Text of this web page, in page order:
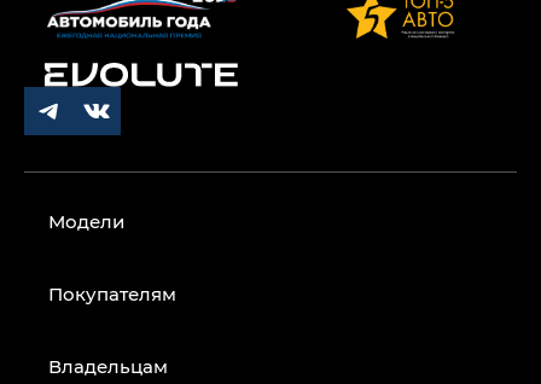
Модели
Покупателям
Владельцам